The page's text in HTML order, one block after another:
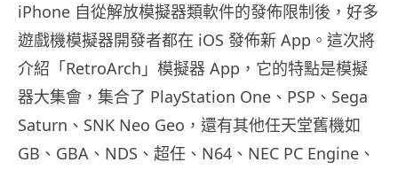
iPhone 自從解放模擬器類軟件的發佈限制後，好多
遊戲機模擬器開發者都在 iOS 發佈新 App。這次將
介紹「RetroArch」模擬器 App，它的特點是模擬
器大集會，集合了 PlayStation One、PSP、Sega
Saturn、SNK Neo Geo，還有其他任天堂舊機如
GB、GBA、NDS、超任、N64、NEC PC Engine、